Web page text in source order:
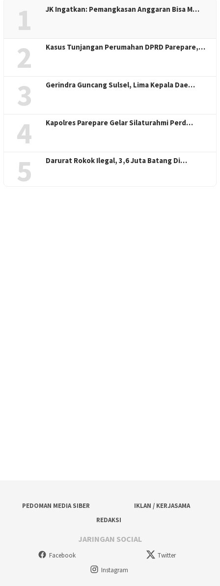
1 JK Ingatkan: Pemangkasan Anggaran Bisa M…
2 Kasus Tunjangan Perumahan DPRD Parepare,…
3 Gerindra Guncang Sulsel, Lima Kepala Dae…
4 Kapolres Parepare Gelar Silaturahmi Perd…
5 Darurat Rokok Ilegal, 3,6 Juta Batang Di…
PEDOMAN MEDIA SIBER
IKLAN / KERJASAMA
REDAKSI
JARINGAN SOCIAL
Facebook
Twitter
Instagram